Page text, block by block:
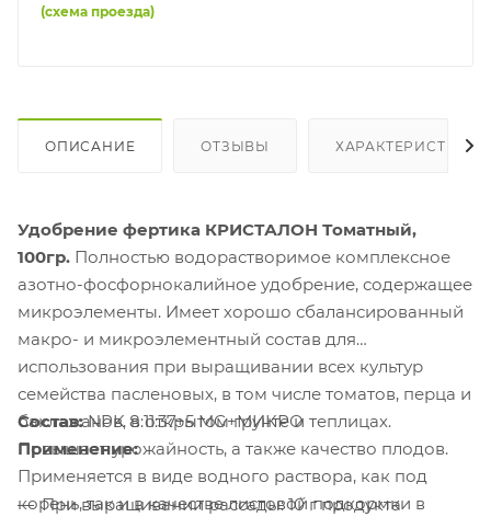
(схема проезда)
ОПИСАНИЕ ОТЗЫВЫ ХАРАКТЕРИСТИКИ
Удобрение фертика КРИСТАЛОН Томатный,
100гр. Полностью водорастворимое комплексное
азотно-фосфорнокалийное удобрение, содержащее
микроэлементы. Имеет хорошо сбалансированный
макро- и микроэлементный состав для
использования при выращивании всех культур
семейства пасленовых, в том числе томатов, перца и
баклажанов, в открытом грунте и теплицах.
Повышает урожайность, а также качество плодов.
Применяется в виде водного раствора, как под
корень, так и в качестве листовой подкормки в
Состав:NPK 8:11:37+5 MG+МИКРО
Применение:
При выращивании рассады: 10 г продукта